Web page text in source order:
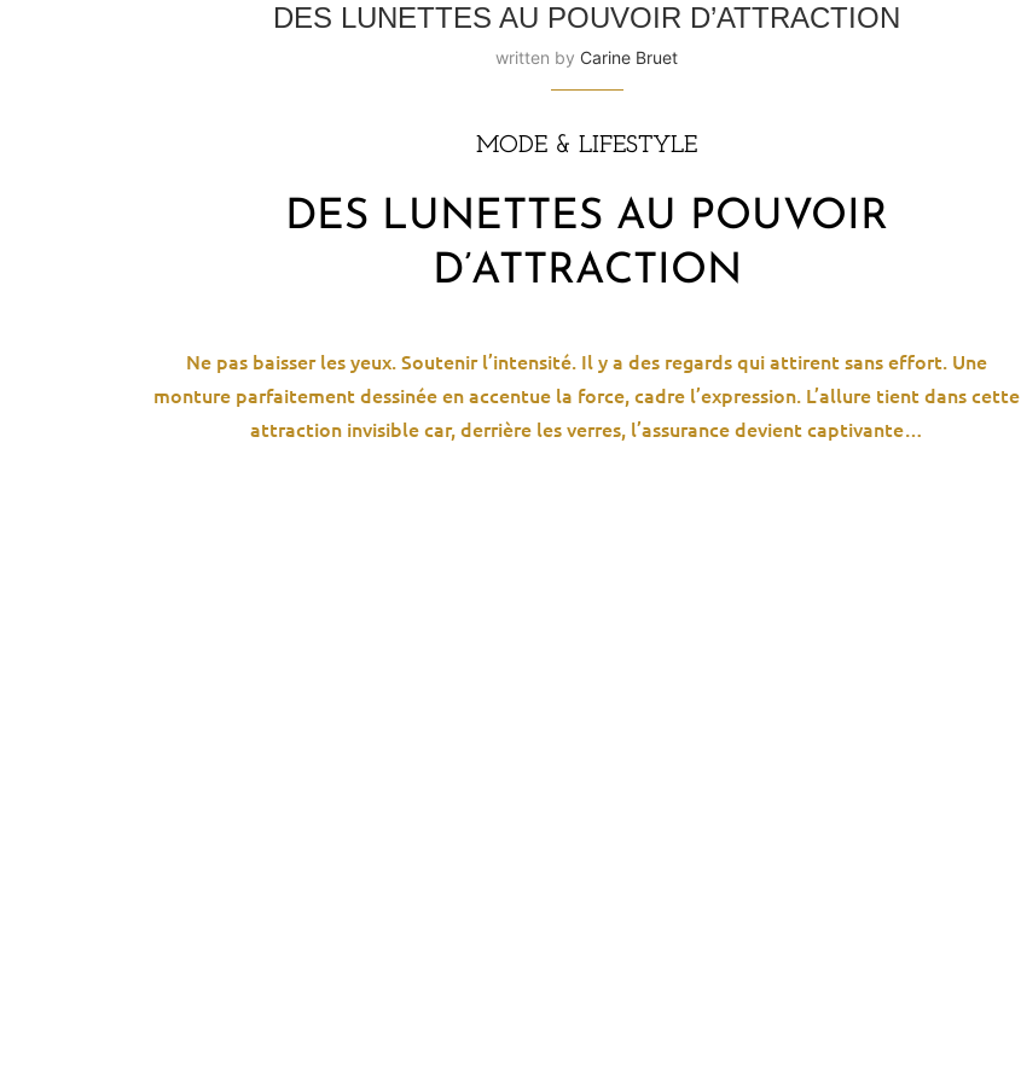
DES LUNETTES AU POUVOIR D’ATTRACTION
written by Carine Bruet
MODE & LIFESTYLE
DES LUNETTES AU POUVOIR
D’ATTRACTION
Ne pas baisser les yeux. Soutenir l’intensité. Il y a des regards qui attirent sans effort. Une
monture parfaitement dessinée en accentue la force, cadre l’expression. L’allure tient dans cette
attraction invisible car, derrière les verres, l’assurance devient captivante…